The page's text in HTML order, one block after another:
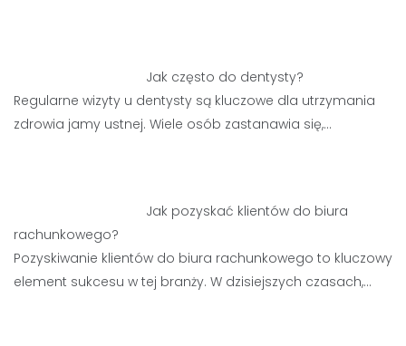
Jak często do dentysty?
Regularne wizyty u dentysty są kluczowe dla utrzymania
zdrowia jamy ustnej. Wiele osób zastanawia się,…
Jak pozyskać klientów do biura
rachunkowego?
Pozyskiwanie klientów do biura rachunkowego to kluczowy
element sukcesu w tej branży. W dzisiejszych czasach,…